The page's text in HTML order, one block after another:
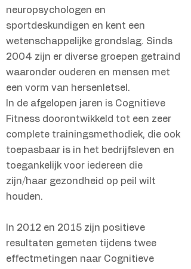
neuropsychologen en
sportdeskundigen en kent een
wetenschappelijke grondslag. Sinds
2004 zijn er diverse groepen getraind
waaronder ouderen en mensen met
een vorm van hersenletsel.
In de afgelopen jaren is Cognitieve
Fitness doorontwikkeld tot een zeer
complete trainingsmethodiek, die ook
toepasbaar is in het bedrijfsleven en
toegankelijk voor iedereen die
zijn/haar gezondheid op peil wilt
houden.
In 2012 en 2015 zijn positieve
resultaten gemeten tijdens twee
effectmetingen naar Cognitieve